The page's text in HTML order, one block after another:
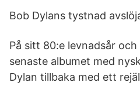
Bob Dylans tystnad
På sitt 80:e levnadsår
senaste albumet med
Dylan tillbaka med ett